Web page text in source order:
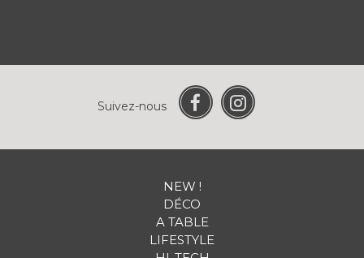
Suivez-nous
NEW !
DÉCO
A TABLE
LIFESTYLE